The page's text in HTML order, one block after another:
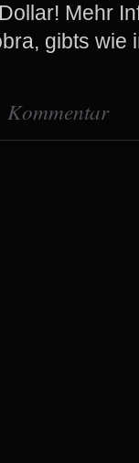
Mehr
gibts wie
Kommentar